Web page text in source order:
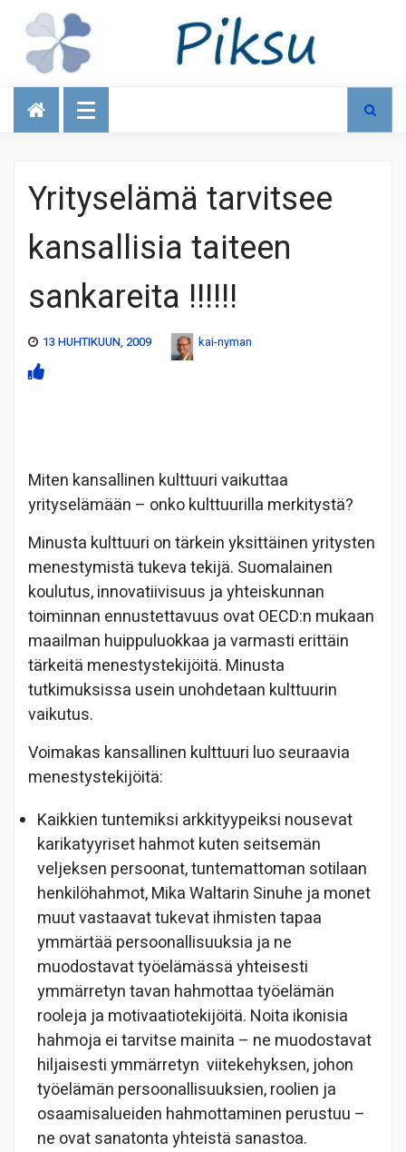
Talous
Yrityselämä tarvitsee
kansallisia taiteen
sankareita !!!!!!
13 HUHTIKUUN, 2009 kai-nyman
Miten kansallinen kulttuuri vaikuttaa
yrityselämään – onko kulttuurilla merkitystä?
Minusta kulttuuri on tärkein yksittäinen yritysten
menestymistä tukeva tekijä. Suomalainen
koulutus, innovatiivisuus ja yhteiskunnan
toiminnan ennustettavuus ovat OECD:n mukaan
maailman huippuluokkaa ja varmasti erittäin
tärkeitä menestystekijöitä. Minusta
tutkimuksissa usein unohdetaan kulttuurin
vaikutus.
Voimakas kansallinen kulttuuri luo seuraavia
menestystekijöitä:
Kaikkien tuntemiksi arkkityypeiksi nousevat
karikatyyriset hahmot kuten seitsemän
veljeksen persoonat, tuntemattoman sotilaan
henkilöhahmot, Mika Waltarin Sinuhe ja monet
muut vastaavat tukevat ihmisten tapaa
ymmärtää persoonallisuuksia ja ne
muodostavat työelämässä yhteisesti
ymmärretyn tavan hahmottaa työelämän
rooleja ja motivaatiotekijöitä. Noita ikonisia
hahmoja ei tarvitse mainita – ne muodostavat
hiljaisesti ymmärretyn viitekehyksen, johon
työelämän persoonallisuuksien, roolien ja
osaamisalueiden hahmottaminen perustuu –
ne ovat sanatonta yhteistä sanastoa.